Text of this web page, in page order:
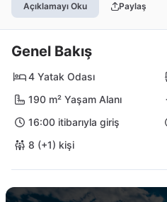
Açıklamayı Oku Paylaş
Genel Bakış
4 Yatak Odası
190 m² Yaşam Alanı
16:00 itibarıyla giriş
8 (+1) kişi